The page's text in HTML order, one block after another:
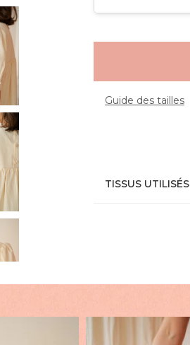
Guide des tailles
TISSUS UTILISÉS